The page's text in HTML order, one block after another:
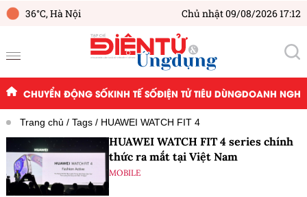
36°C,Hà Nội Chủ nhật 09/08/2026 17:12
CHUYỂN ĐỘNG SỐKINH TẾ SỐĐIỆN TỬ TIÊU DÙNGDOANH
Trang chủ Tags HUAWEI WATCH FIT 4
HUAWEI WATCH FIT 4 series chính
thức ra mắt tại Việt Nam
MOBILE